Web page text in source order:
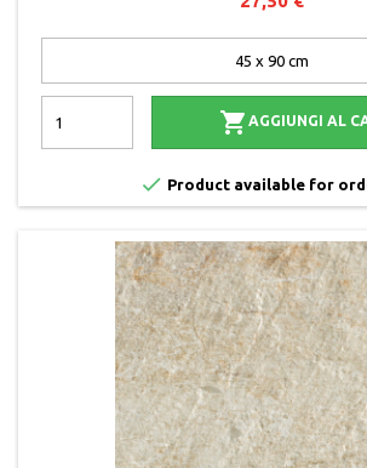
 AGGIUNGI AL
 Product available for